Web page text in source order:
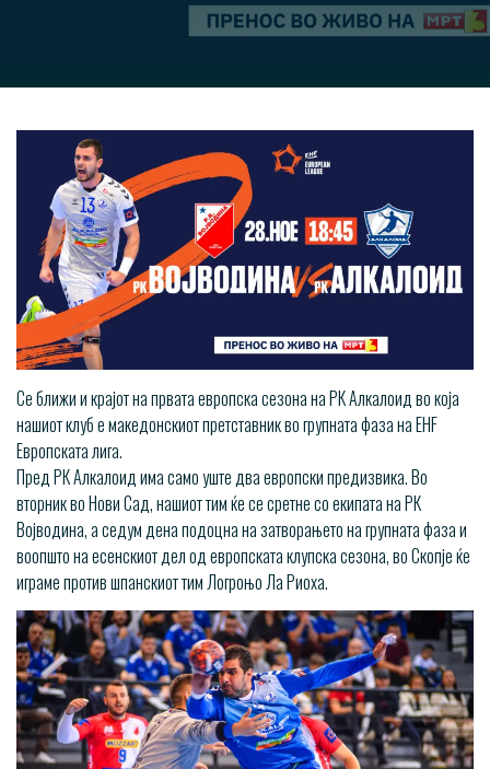
Се ближи и крајот на првата европска сезона на РК Алкалоид во која
нашиот клуб е македонскиот претставник во групната фаза на EHF
Европската лига.
Пред РК Алкалоид има само уште два европски предизвика. Во
вторник во Нови Сад, нашиот тим ќе се сретне со екипата на РК
Војводина, а седум дена подоцна на затворањето на групната фаза и
воопшто на есенскиот дел од европската клупска сезона, во Скопје ќе
играме против шпанскиот тим Логроњо Ла Риоха.